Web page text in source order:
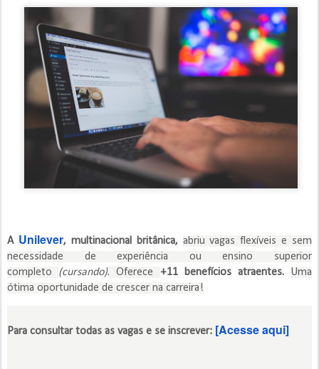
A Unilever​, multinacional britânica,​ abriu vagas flexíveis e sem
necessidade de experiência ou ensino superior
completo (cursando). Oferece +11 benefícios atraentes.
Uma
ótima oportunidade de crescer na carreira!
Para consultar todas as vagas e se inscrever: [Acesse aqui]